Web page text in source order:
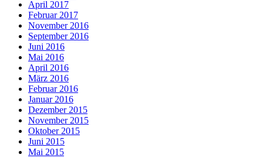
April 2017
Februar 2017
November 2016
September 2016
Juni 2016
Mai 2016
April 2016
März 2016
Februar 2016
Januar 2016
Dezember 2015
November 2015
Oktober 2015
Juni 2015
Mai 2015